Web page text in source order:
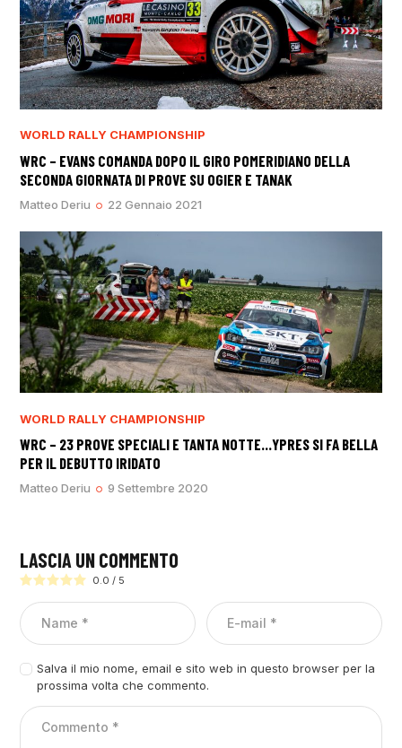
WORLD RALLY CHAMPIONSHIP
WRC – EVANS COMANDA DOPO IL GIRO POMERIDIANO DELLA
SECONDA GIORNATA DI PROVE SU OGIER E TANAK
Matteo Deriu 22 Gennaio 2021
WORLD RALLY CHAMPIONSHIP
WRC – 23 PROVE SPECIALI E TANTA NOTTE…YPRES SI FA BELLA
PER IL DEBUTTO IRIDATO
Matteo Deriu 9 Settembre 2020
LASCIA UN COMMENTO
0.0 / 5
Salva il mio nome, email e sito web in questo browser per la
prossima volta che commento.